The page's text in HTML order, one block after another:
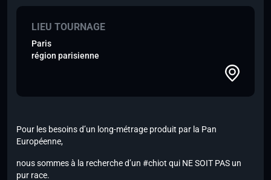
LIEU TOURNAGE
Paris
région parisienne
Pour les besoins d’un long-métrage produit par la Pan
Européenne,
nous sommes à la recherche d’un #chiot qui NE SOIT PAS un
pur race.